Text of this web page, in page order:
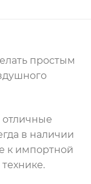
простым
в наличии
к импортной